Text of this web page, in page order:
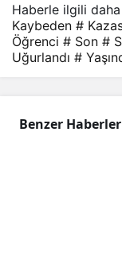
Haberle ilgili daha
Kaybeden #
Öğrenci # Son #
Uğurlandı #
Benzer Haberler